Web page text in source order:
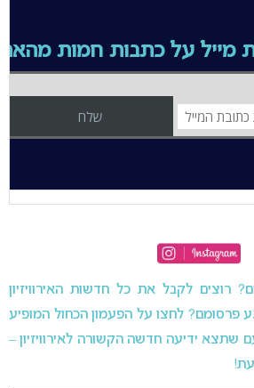
מייל על כתבות חמות
רוצים לקבל את כל חדשות האירוויזיון
פרסומם? לחצו על הפעמון הכחול המופיע
שתצא ידיעה חדשה הקשורה לאירוויזיון –